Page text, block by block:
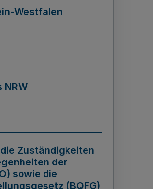
Westfalen
NRW
Zuständigkeiten
der
sowie die
(BQFG)